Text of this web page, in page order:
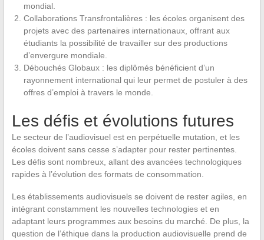
mondial.
Collaborations Transfrontalières : les écoles organisent des
projets avec des partenaires internationaux, offrant aux
étudiants la possibilité de travailler sur des productions
d’envergure mondiale.
Débouchés Globaux : les diplômés bénéficient d’un
rayonnement international qui leur permet de postuler à des
offres d’emploi à travers le monde.
Les défis et évolutions futures
Le secteur de l’audiovisuel est en perpétuelle mutation, et les
écoles doivent sans cesse s’adapter pour rester pertinentes.
Les défis sont nombreux, allant des avancées technologiques
rapides à l’évolution des formats de consommation.
Les établissements audiovisuels se doivent de rester agiles, en
intégrant constamment les nouvelles technologies et en
adaptant leurs programmes aux besoins du marché. De plus, la
question de l’éthique dans la production audiovisuelle prend de